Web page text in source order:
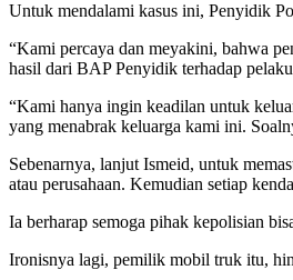
Untuk mendalami kasus ini, Penyidik
“Kami percaya dan meyakini, bahwa
hasil dari BAP Penyidik terhadap
“Kami hanya ingin keadilan untuk
yang menabrak keluarga kami ini.
Sebenarnya, lanjut Ismeid, untuk
atau perusahaan. Kemudian setiap
Ia berharap semoga pihak kepolisian
Ironisnya lagi, pemilik mobil truk itu,